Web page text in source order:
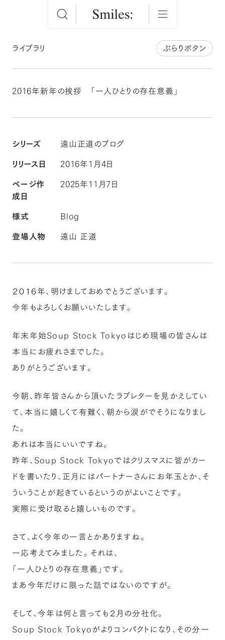
ライブラリ ぶらりボタン
2016年新年の挨拶 「一人ひとりの存在意義」
シリーズ 遠山正道のブログ
リリース日 2016年1月4日
ページ作
成日
2025年11月7日
様式 Blog
登場人物 遠山 正道
２０１６年、明けましておめでとうございます。
今年もよろしくお願いいたします。
年末年始Soup Stock Tokyoはじめ現場の皆さんは
本当にお疲れさまでした。
ありがとうございます。
今朝、昨年皆さんから頂いたラブレターを見かえしてい
て、本当に嬉しくて有難く、朝から涙がでそうになりまし
た。
あれは本当にいいですね。
昨年、Soup Stock Tokyoではクリスマスに皆がカー
ドを書いたり、正月にはパートナーさんにお年玉とか、そ
ういうことが起きているというのがよいことです。
実際に受け取ると嬉しいものです。
さて、よく今年の一言とかありますね。
一応考えてみました。それは、
「一人ひとりの存在意義」です。
まあ今年だけに限った話ではないのですが。
そして、今年は何と言っても２月の分社化。
Soup Stock Tokyoがよりコンパクトになり、その分一